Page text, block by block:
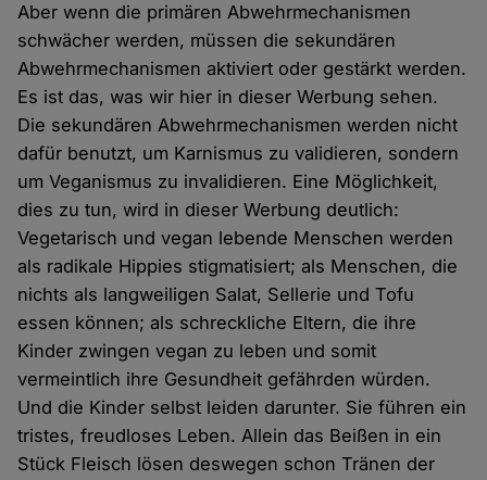
Aber wenn die primären Abwehrmechanismen
schwächer werden, müssen die sekundären
Abwehrmechanismen aktiviert oder gestärkt werden.
Es ist das, was wir hier in dieser Werbung sehen.
Die sekundären Abwehrmechanismen werden nicht
dafür benutzt, um Karnismus zu validieren, sondern
um Veganismus zu invalidieren. Eine Möglichkeit,
dies zu tun, wird in dieser Werbung deutlich:
Vegetarisch und vegan lebende Menschen werden
als radikale Hippies stigmatisiert; als Menschen, die
nichts als langweiligen Salat, Sellerie und Tofu
essen können; als schreckliche Eltern, die ihre
Kinder zwingen vegan zu leben und somit
vermeintlich ihre Gesundheit gefährden würden.
Und die Kinder selbst leiden darunter. Sie führen ein
tristes, freudloses Leben. Allein das Beißen in ein
Stück Fleisch lösen deswegen schon Tränen der